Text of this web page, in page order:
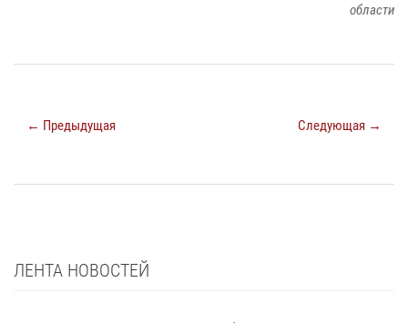
области
← Предыдущая Следующая →
ЛЕНТА НОВОСТЕЙ